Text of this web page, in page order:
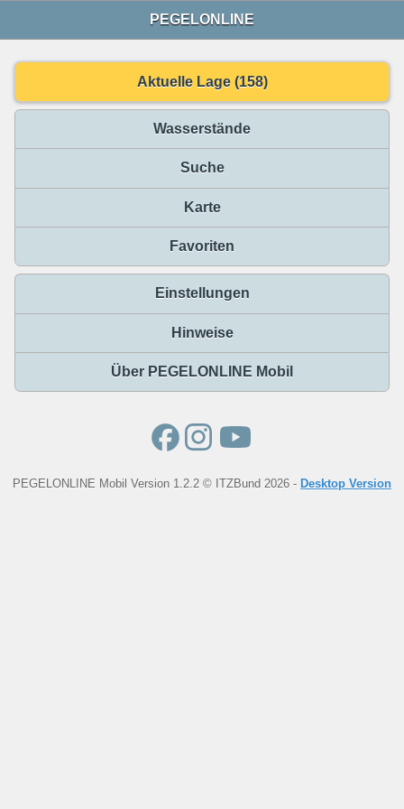
PEGELONLINE
Aktuelle Lage (158)
Wasserstände
Suche
Karte
Favoriten
Einstellungen
Hinweise
Über PEGELONLINE Mobil
PEGELONLINE Mobil Version 1.2.2 © ITZBund 2026 - Desktop Version